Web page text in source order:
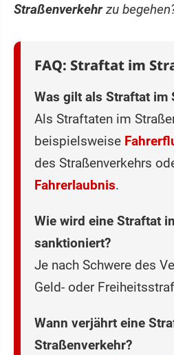
Straßenverkehrzu
FAQ: Straftat im
Was gilt als Straftat im
Als Straftaten im
beispielsweise
des Straßenverkehrs
Fahrerlaubnis.
Wie wird eine Straftat
sanktioniert?
Je nach Schwere des
Geld- oder
Wann verjährt eine
Straßenverkehr?